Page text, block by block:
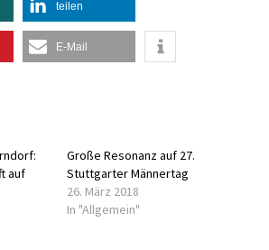
teilen
E-Mail
auf
Große Resonanz auf 27.
Stuttgarter Männertag
26. März 2018
In "Allgemein"